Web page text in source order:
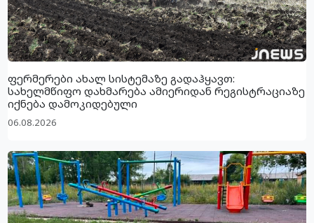
ფერმერები ახალ სისტემაზე გადაჰყავთ:
სახელმწიფო დახმარება ამიერიდან რეგისტრაციაზე
იქნება დამოკიდებული
06.08.2026